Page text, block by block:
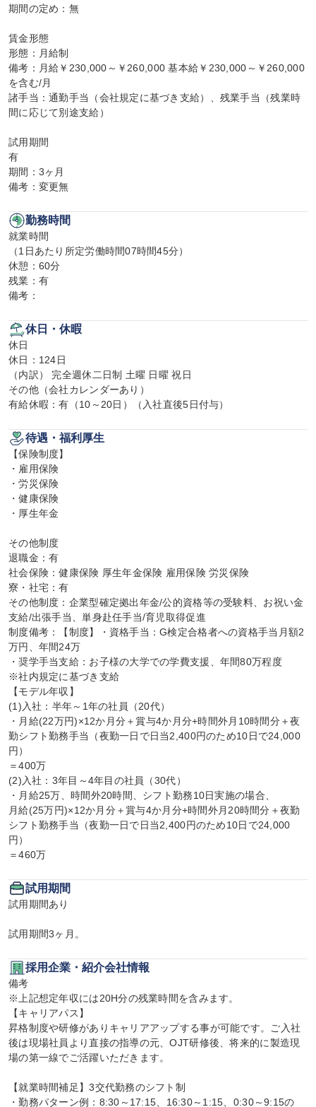
期間の定め：無
賃金形態
形態：月給制
備考：月給￥230,000～￥260,000 基本給￥230,000～￥260,000
を含む/月
諸手当：通勤手当（会社規定に基づき支給）、残業手当（残業時
間に応じて別途支給）
試用期間
有
期間：3ヶ月
備考：変更無
勤務時間
就業時間
（1日あたり所定労働時間07時間45分）
休憩：60分
残業：有
備考：
休日・休暇
休日
休日：124日
（内訳） 完全週休二日制 土曜 日曜 祝日
その他（会社カレンダーあり）
有給休暇：有（10～20日）（入社直後5日付与）
待遇・福利厚生
【保険制度】
・雇用保険
・労災保険
・健康保険
・厚生年金
その他制度
退職金：有
社会保険：健康保険 厚生年金保険 雇用保険 労災保険
寮・社宅：有
その他制度：企業型確定拠出年金/公的資格等の受験料、お祝い金
支給/出張手当、単身赴任手当/育児取得促進
制度備考：【制度】・資格手当：G検定合格者への資格手当月額2
万円、年間24万
・奨学手当支給：お子様の大学での学費支援、年間80万程度
※社内規定に基づき支給
【モデル年収】
(1)入社：半年～1年の社員（20代）
・月給(22万円)×12か月分＋賞与4か月分+時間外月10時間分＋夜
勤シフト勤務手当（夜勤一日で日当2,400円のため10日で24,000
円）
＝400万
(2)入社：3年目～4年目の社員（30代）
・月給25万、時間外20時間、シフト勤務10日実施の場合、
月給(25万円)×12か月分＋賞与4か月分+時間外月20時間分＋夜勤
シフト勤務手当（夜勤一日で日当2,400円のため10日で24,000
円）
＝460万
試用期間
試用期間あり
試用期間3ヶ月。
採用企業・紹介会社情報
備考
※上記想定年収には20H分の残業時間を含みます。
【キャリアパス】
昇格制度や研修がありキャリアアップする事が可能です。ご入社
後は現場社員より直接の指導の元、OJT研修後、将来的に製造現
場の第一線でご活躍いただきます。
【就業時間補足】3交代勤務のシフト制
・勤務パターン例：8:30～17:15、16:30～1:15、0:30～9:15の